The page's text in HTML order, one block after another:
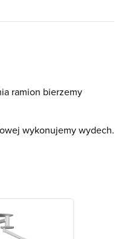
ramion bierzemy
wykonujemy wydech.